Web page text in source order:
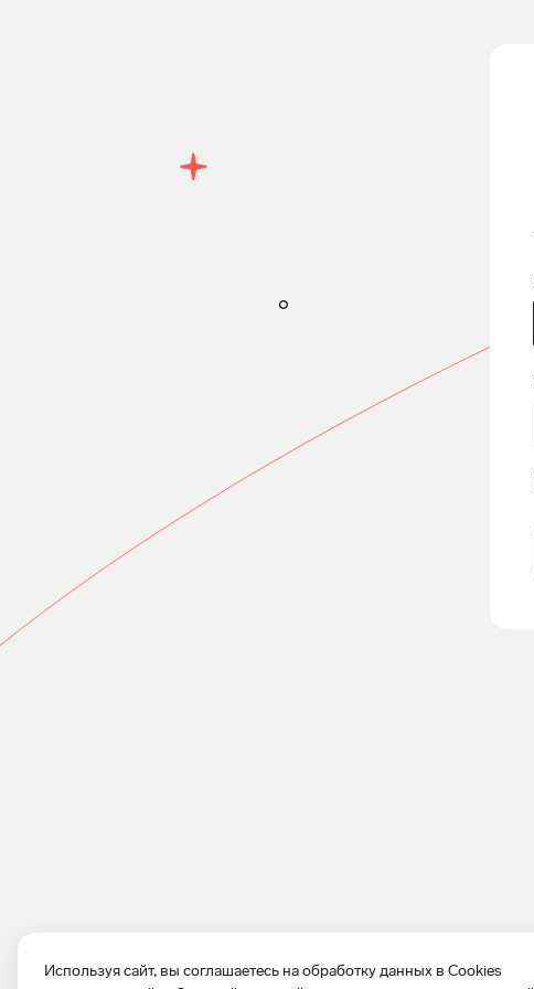
Используя сайт, вы соглашаетесь на обработку данных в Cookies